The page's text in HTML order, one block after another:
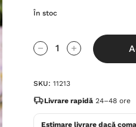
În stoc
Grăbește-
te!
curent
este:
Cantitate scăzută:
Cantitate
SKU: 11213
Livrare rapidă 24–48 ore
Estimare livrare dacă